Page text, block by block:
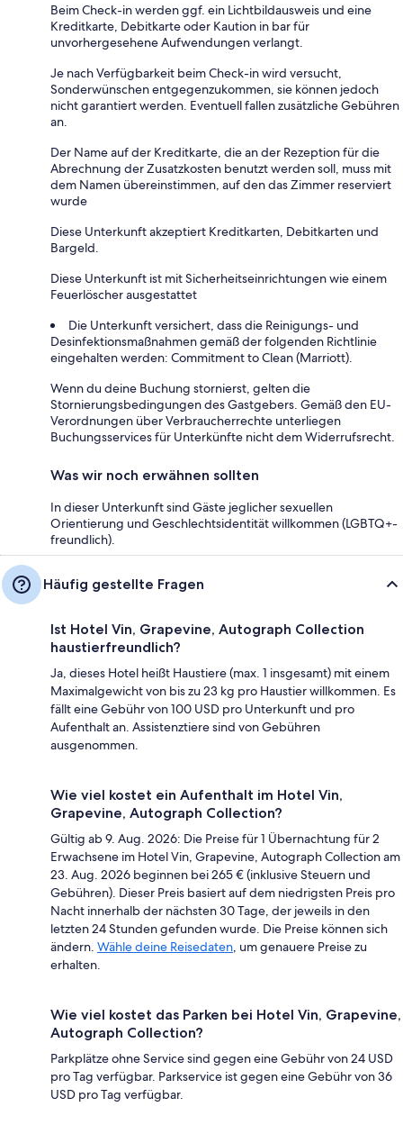
Beim Check-in werden ggf. ein Lichtbildausweis und eine
Kreditkarte, Debitkarte oder Kaution in bar für
unvorhergesehene Aufwendungen verlangt.
Je nach Verfügbarkeit beim Check-in wird versucht,
Sonderwünschen entgegenzukommen, sie können jedoch
nicht garantiert werden. Eventuell fallen zusätzliche Gebühren
an.
Der Name auf der Kreditkarte, die an der Rezeption für die
Abrechnung der Zusatzkosten benutzt werden soll, muss mit
dem Namen übereinstimmen, auf den das Zimmer reserviert
wurde
Diese Unterkunft akzeptiert Kreditkarten, Debitkarten und
Bargeld.
Diese Unterkunft ist mit Sicherheitseinrichtungen wie einem
Feuerlöscher ausgestattet
Die Unterkunft versichert, dass die Reinigungs- und
Desinfektionsmaßnahmen gemäß der folgenden Richtlinie
eingehalten werden: Commitment to Clean (Marriott).
Wenn du deine Buchung stornierst, gelten die
Stornierungsbedingungen des Gastgebers. Gemäß den EU-
Verordnungen über Verbraucherrechte unterliegen
Buchungsservices für Unterkünfte nicht dem Widerrufsrecht.
Was wir noch erwähnen sollten
In dieser Unterkunft sind Gäste jeglicher sexuellen
Orientierung und Geschlechtsidentität willkommen (LGBTQ+-
freundlich).
Häufig gestellte Fragen
Ist Hotel Vin, Grapevine, Autograph Collection
haustierfreundlich?
Ja, dieses Hotel heißt Haustiere (max. 1 insgesamt) mit einem
Maximalgewicht von bis zu 23 kg pro Haustier willkommen. Es
fällt eine Gebühr von 100 USD pro Unterkunft und pro
Aufenthalt an. Assistenztiere sind von Gebühren
ausgenommen.
Wie viel kostet ein Aufenthalt im Hotel Vin,
Grapevine, Autograph Collection?
Gültig ab 9. Aug. 2026: Die Preise für 1 Übernachtung für 2
Erwachsene im Hotel Vin, Grapevine, Autograph Collection am
23. Aug. 2026 beginnen bei 265 € (inklusive Steuern und
Gebühren). Dieser Preis basiert auf dem niedrigsten Preis pro
Nacht innerhalb der nächsten 30 Tage, der jeweils in den
letzten 24 Stunden gefunden wurde. Die Preise können sich
ändern. Wähle deine Reisedaten, um genauere Preise zu
erhalten.
Wie viel kostet das Parken bei Hotel Vin, Grapevine,
Autograph Collection?
Parkplätze ohne Service sind gegen eine Gebühr von 24 USD
pro Tag verfügbar. Parkservice ist gegen eine Gebühr von 36
USD pro Tag verfügbar.